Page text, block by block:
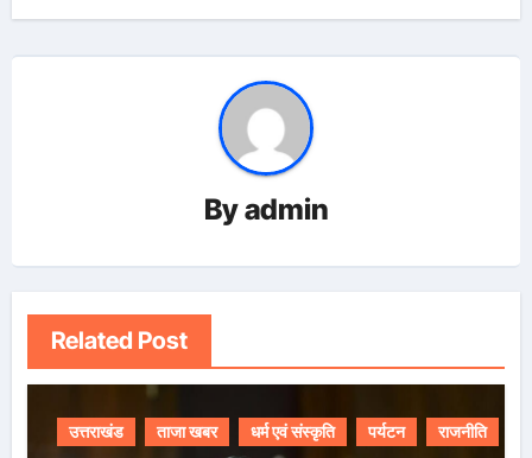
Byadmin
Related Post
उत्तराखंड ताजा खबर धर्म एवं संस्कृति पर्यटन राजनीति